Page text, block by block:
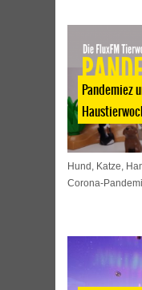
Pandemiez
Hund, Katze,
Corona-